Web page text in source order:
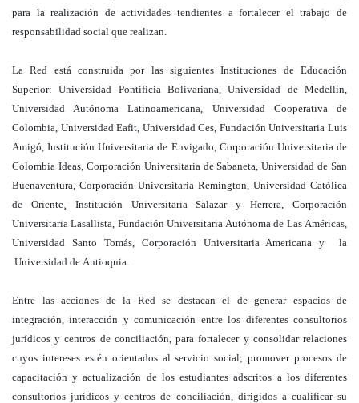
para la realización de actividades tendientes a fortalecer el trabajo de
responsabilidad social que realizan.
La Red está construida por las siguientes Instituciones de Educación
Superior: Universidad Pontificia Bolivariana, Universidad de Medellín,
Universidad Autónoma Latinoamericana, Universidad Cooperativa de
Colombia, Universidad Eafit, Universidad Ces, Fundación Universitaria Luis
Amigó, Institución Universitaria de Envigado, Corporación Universitaria de
Colombia Ideas, Corporación Universitaria de Sabaneta, Universidad de San
Buenaventura, Corporación Universitaria Remington, Universidad Católica
de Oriente¸ Institución Universitaria Salazar y Herrera, Corporación
Universitaria Lasallista, Fundación Universitaria Autónoma de Las Américas,
Universidad Santo Tomás, Corporación Universitaria Americana y la
Universidad de Antioquia.
Entre las acciones de la Red se destacan el de generar espacios de
integración, interacción y comunicación entre los diferentes consultorios
jurídicos y centros de conciliación, para fortalecer y consolidar relaciones
cuyos intereses estén orientados al servicio social; promover procesos de
capacitación y actualización de los estudiantes adscritos a los diferentes
consultorios jurídicos y centros de conciliación, dirigidos a cualificar su